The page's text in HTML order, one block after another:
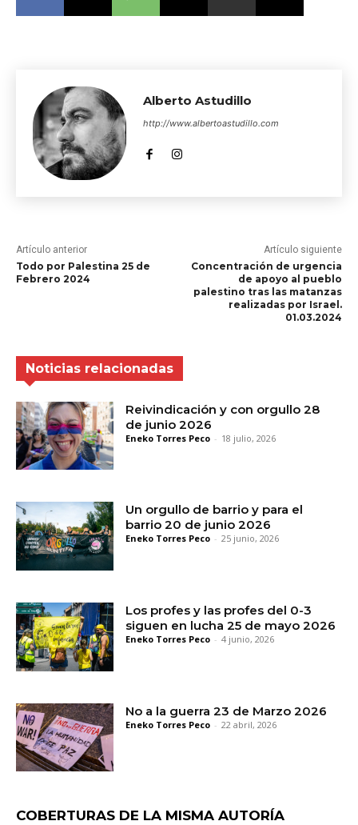
tutorial al alumnado, la
atención a la diversidad,
Alberto Astudillo
http://www.albertoastudillo.com
Artículo anterior
Todo por Palestina 25 de
Febrero 2024
Artículo siguiente
Concentración de urgencia
de apoyo al pueblo
palestino tras las matanzas
realizadas por Israel.
01.03.2024
Noticias relacionadas
Reivindicación y con orgullo 28
de junio 2026
Eneko Torres Peco - 18 julio, 2026
Un orgullo de barrio y para el
barrio 20 de junio 2026
Eneko Torres Peco - 25 junio, 2026
Los profes y las profes del 0-3
siguen en lucha 25 de mayo 2026
Eneko Torres Peco - 4 junio, 2026
No a la guerra 23 de Marzo 2026
Eneko Torres Peco - 22 abril, 2026
COBERTURAS DE LA MISMA AUTORÍA